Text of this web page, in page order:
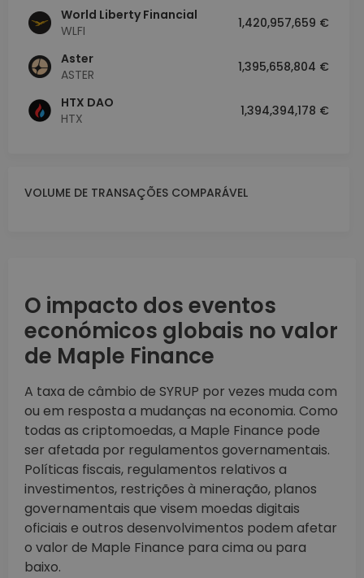
World Liberty Financial
WLFI
1,420,957,659 €
Aster
ASTER
1,395,658,804 €
HTX DAO
HTX
1,394,394,178 €
VOLUME DE TRANSAÇÕES COMPARÁVEL
O impacto dos eventos
económicos globais no valor
de Maple Finance
A taxa de câmbio de SYRUP por vezes muda com
ou em resposta a mudanças na economia. Como
todas as criptomoedas, a Maple Finance pode
ser afetada por regulamentos governamentais.
Políticas fiscais, regulamentos relativos a
investimentos, restrições à mineração, planos
governamentais que visem moedas digitais
oficiais e outros desenvolvimentos podem afetar
o valor de Maple Finance para cima ou para
baixo.